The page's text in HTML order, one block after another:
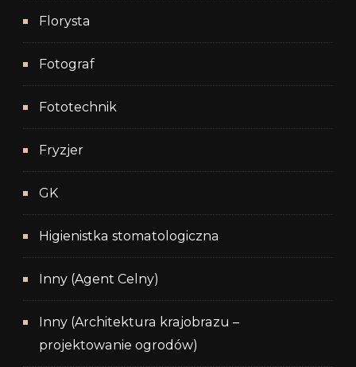
Florysta
Fotograf
Fototechnik
Fryzjer
GK
Higienistka stomatologiczna
Inny (Agent Celny)
Inny (Architektura krajobrazu –
projektowanie ogrodów)